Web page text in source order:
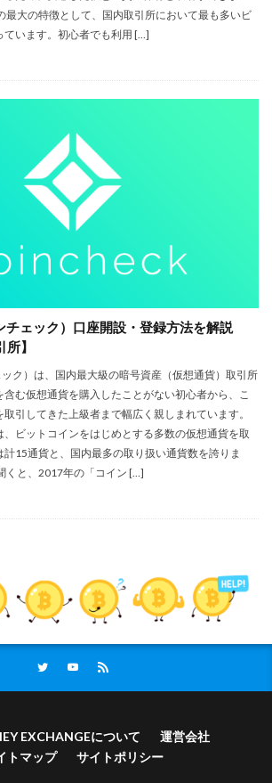
最大の特徴として、国内取引所において最も多いビ
ています。初心者でも利用 […]
ェック）口座開設・登録方法を解説
】
ク）は、国内最大級の暗号資産（仮想通貨）取引所
含む仮想通貨を購入したことがない初心者から、こ
引してきた上級者まで幅広く親しまれています。
ビットコインをはじめとする多数の仮想通貨を取
計15通貨と、国内最多の取り扱い通貨数を誇りま
くと、2017年の「コイン […]
EXCHANGEについて
運営会社
トマップ
サイトポリシー